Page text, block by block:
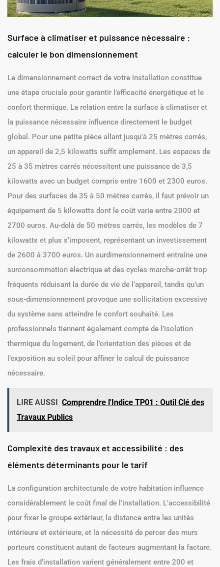
Surface à climatiser et puissance nécessaire :
calculer le bon dimensionnement
Le dimensionnement correct de votre installation constitue
une étape cruciale pour garantir l’efficacité énergétique et le
confort thermique. La relation entre la surface à climatiser et
la puissance nécessaire influence directement le budget
global. Pour une petite pièce allant jusqu’à 25 mètres carrés,
un appareil de 2,5 kilowatts suffit amplement. Les espaces de
25 à 35 mètres carrés nécessitent une puissance de 3,5
kilowatts avec un budget compris entre 1600 et 2300 euros.
Pour des surfaces de 35 à 50 mètres carrés, il faut prévoir un
équipement de 5 kilowatts dont le coût varie entre 2000 et
2700 euros. Au-delà de 50 mètres carrés, les modèles de 7
kilowatts et plus s’imposent, représentant un investissement
de 2600 à 3700 euros. Un surdimensionnement entraîne une
surconsommation électrique et des cycles marche-arrêt trop
fréquents réduisant la durée de vie de l’appareil, tandis qu’un
sous-dimensionnement provoque une sollicitation excessive
du système sans atteindre le confort souhaité. Les
professionnels tiennent également compte de l’isolation
thermique du logement, de l’orientation des pièces et de
l’exposition au soleil pour affiner le calcul de puissance
nécessaire.
LIRE AUSSI Comprendre l'Indice TP01 : Outil Clé des
Travaux Publics
Complexité des travaux et accessibilité : des
éléments déterminants pour le tarif
La configuration architecturale de votre habitation influence
considérablement le coût final de l’installation. L’accessibilité
pour fixer le groupe extérieur, la distance entre les unités
intérieure et extérieure, et la nécessité de percer des murs
porteurs constituent autant de facteurs augmentant la facture.
Les frais d’installation varient généralement entre 200 et